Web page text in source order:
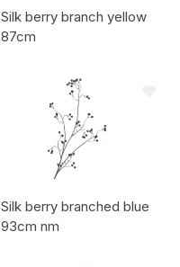
Silk berry branch yellow
87cm
Silk berry branched blue
93cm nm